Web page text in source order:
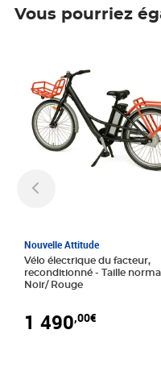
Vous pourriez
Nouvelle Attitude
Vélo électrique du facteur,
reconditionné - Taille normale -
Noir/ Rouge
1 490,00€